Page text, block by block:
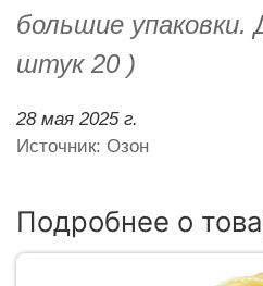
большие
штук 20 )
28 мая 2025 г.
Источник: Озон
Подробнее о